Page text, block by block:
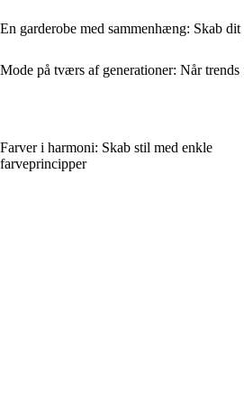
En garderobe med sammenhæng: Skab
Mode på tværs af generationer: Når
Farver i harmoni: Skab stil med enkle
farveprincipper